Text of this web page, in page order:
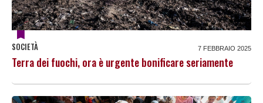
SOCIETÀ 7 FEBBRAIO 2025
Terra dei fuochi, ora è urgente bonificare seriamente